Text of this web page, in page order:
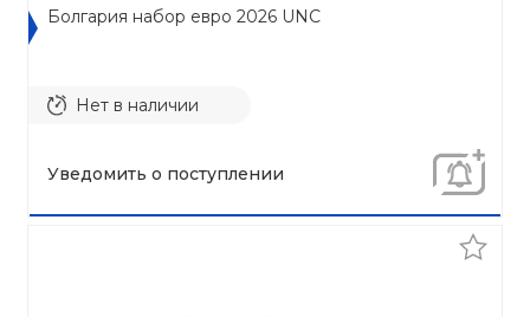
Болгария набор евро 2026 UNC
Нет в наличии
Уведомить о поступлении